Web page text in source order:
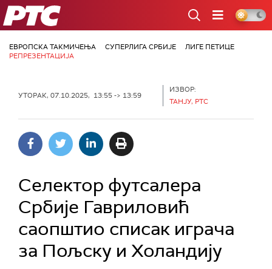
РТС
ЕВРОПСКА ТАКМИЧЕЊА СУПЕРЛИГА СРБИЈЕ
ЛИГЕ ПЕТИЦЕ
РЕПРЕЗЕНТАЦИЈА
УТОРАК, 07.10.2025, 13:55 -> 13:59
ИЗВОР:
ТАНЈУ, РТС
Селектор футсалера
Србије Гавриловић
саопштио списак играча
за Пољску и Холандију